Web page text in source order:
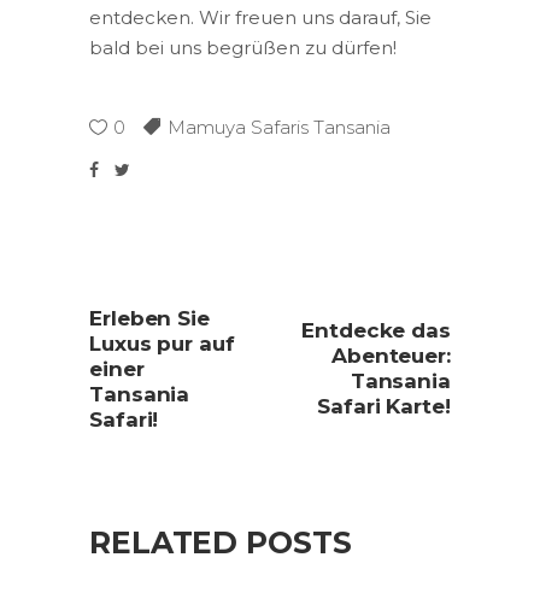
entdecken. Wir freuen uns darauf, Sie
bald bei uns begrüßen zu dürfen!
0 Mamuya Safaris Tansania
Erleben Sie
Luxus pur auf
einer
Tansania
Safari!
Entdecke das
Abenteuer:
Tansania
Safari Karte!
RELATED POSTS